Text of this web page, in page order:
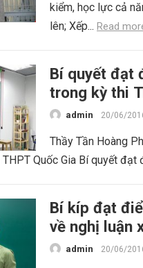
kiểm, học lực cả
lên; Xếp... Read
Bí quyết đạt
trong kỳ thi
admin 20/06/
Thầy Tần Hoàng
Quốc Gia Bí quyết đạt
Bí kíp đạt
về nghị luận
admin 20/06/